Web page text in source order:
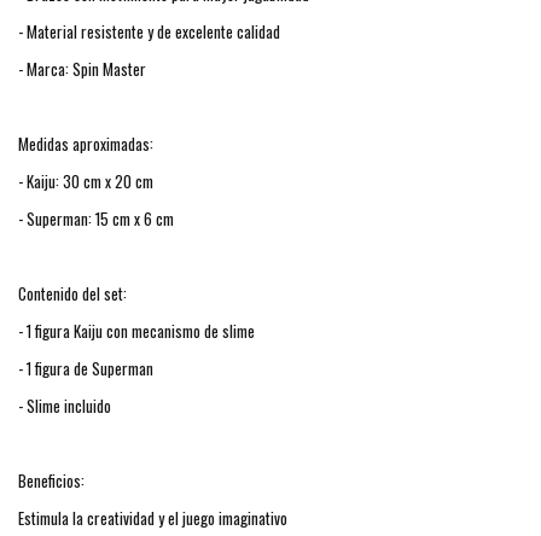
- Material resistente y de excelente calidad
- Marca: Spin Master
Medidas aproximadas:
- Kaiju: 30 cm x 20 cm
- Superman: 15 cm x 6 cm
Contenido del set:
- 1 figura Kaiju con mecanismo de slime
- 1 figura de Superman
- Slime incluido
Beneficios:
Estimula la creatividad y el juego imaginativo